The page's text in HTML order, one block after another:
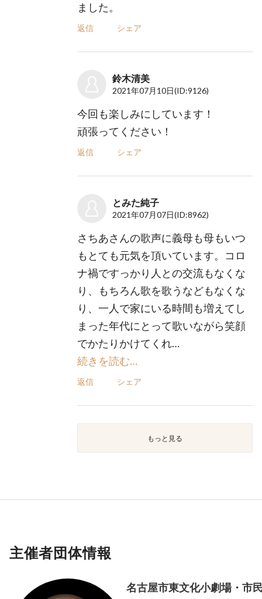
ました。
返信 シェア
鈴木清美
2021年07月10日(ID:9126)
今回も楽しみにしています！
頑張ってください！
返信 シェア
とみた純子
2021年07月07日(ID:8962)
さちあさんの歌声に義母も母もいつ
もとても元気を頂いています。コロ
ナ禍ですっかり人との交流もなくな
り、もちろん歌を歌うなどもなくな
り、一人で家にいる時間も増えてし
まった年代にとって歌いながら笑顔
でかたりかけてくれ…
続きを読む…
返信 シェア
もっと見る
主催者団体情報
名古屋市東文化小劇場・市